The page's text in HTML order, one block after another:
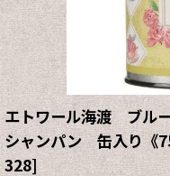
エトワール海渡 ブル
シャンパン 缶入り《
328]